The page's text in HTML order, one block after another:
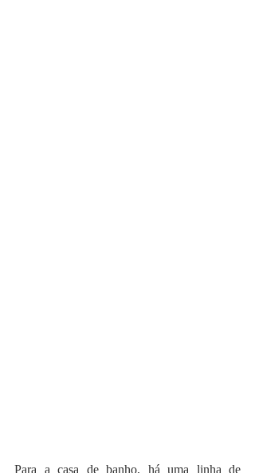
Para a casa de banho, há uma linha de